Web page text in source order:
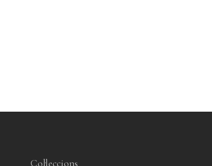
Col·leccions